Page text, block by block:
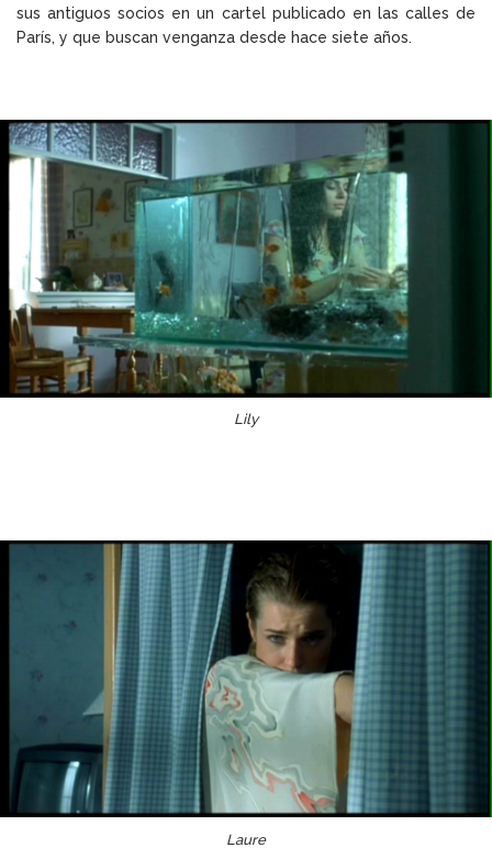
sus antiguos socios en un cartel publicado en las calles de
París, y que buscan venganza desde hace siete años.
Lily
Laure